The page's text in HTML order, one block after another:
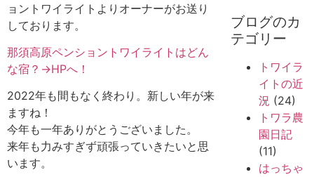
ョントワイライトよりオーナーがお送り
しております。
那須高原ペンショントワイライトはどん
な宿？→HPへ！
2022年も間もなく終わり。新しい年が来
ますね！
今年も一年ありがとうございました。
来年も力みすぎず頑張っていきたいと思
います。
ブログのカ
テゴリー
トワイラ
イトの近
況 (24)
トワラ農
園日記
(11)
はっちゃ